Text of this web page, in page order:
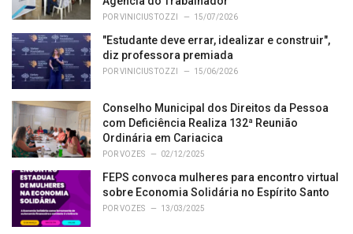
e
:
PORVINICIUS TOZZI 15/07/2026
"Estudante deve errar, idealizar e construir",
diz professora premiada
PORVINICIUS TOZZI 15/06/2026
Conselho Municipal dos Direitos da Pessoa
com Deficiência Realiza 132ª Reunião
Ordinária em Cariacica
PORVOZES 02/12/2025
FEPS convoca mulheres para encontro virtual
sobre Economia Solidária no Espírito Santo
PORVOZES 13/03/2025